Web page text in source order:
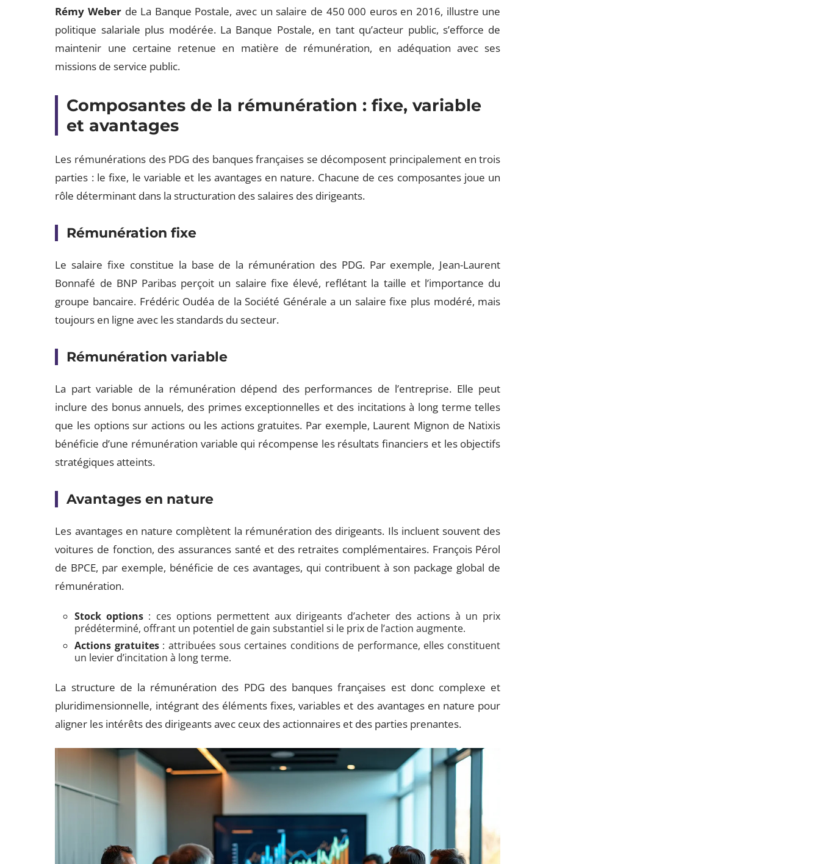
Rémy Weberde La Banque Postale, avec un salaire de 450 000 euros en 2016, illustre une
politique salariale plus modérée. La Banque Postale, en tant qu’acteur public, s’efforce de
maintenir une certaine retenue en matière de rémunération, en adéquation avec ses
missions de service public.
Composantes de la rémunération : fixe, variable
et avantages
Les rémunérations des PDG des banques françaises se décomposent principalement en trois
parties : le fixe, le variable et les avantages en nature. Chacune de ces composantes joue un
rôle déterminant dans la structuration des salaires des dirigeants.
Rémunération fixe
Le salaire fixe constitue la base de la rémunération des PDG. Par exemple, Jean-Laurent
Bonnafé de BNP Paribas perçoit un salaire fixe élevé, reflétant la taille et l’importance du
groupe bancaire. Frédéric Oudéa de la Société Générale a un salaire fixe plus modéré, mais
toujours en ligne avec les standards du secteur.
Rémunération variable
La part variable de la rémunération dépend des performances de l’entreprise. Elle peut
inclure des bonus annuels, des primes exceptionnelles et des incitations à long terme telles
que les options sur actions ou les actions gratuites. Par exemple, Laurent Mignon de Natixis
bénéficie d’une rémunération variable qui récompense les résultats financiers et les objectifs
stratégiques atteints.
Avantages en nature
Les avantages en nature complètent la rémunération des dirigeants. Ils incluent souvent des
voitures de fonction, des assurances santé et des retraites complémentaires. François Pérol
de BPCE, par exemple, bénéficie de ces avantages, qui contribuent à son package global de
rémunération.
Stock options : ces options permettent aux dirigeants d’acheter des actions à un prix
prédéterminé, offrant un potentiel de gain substantiel si le prix de l’action augmente.
Actions gratuites: attribuées sous certaines conditions de performance, elles constituent
un levier d’incitation à long terme.
La structure de la rémunération des PDG des banques françaises est donc complexe et
pluridimensionnelle, intégrant des éléments fixes, variables et des avantages en nature pour
aligner les intérêts des dirigeants avec ceux des actionnaires et des parties prenantes.